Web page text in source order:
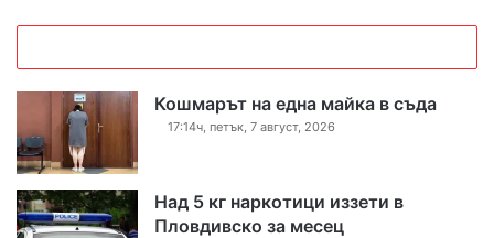
Кошмарът на една майка в съда
17:14ч, петък, 7 август, 2026
Над 5 кг наркотици иззети в
Пловдивско за месец